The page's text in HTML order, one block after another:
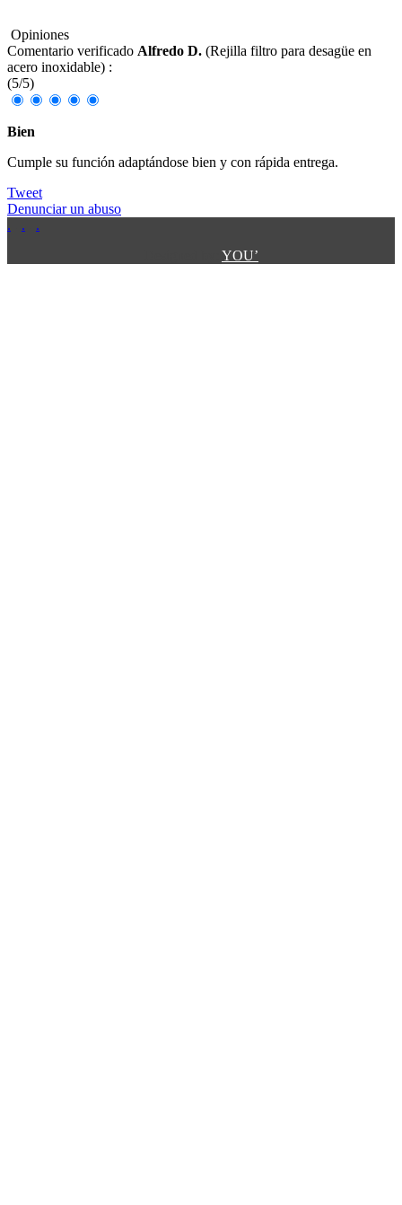
Opiniones
Comentario verificado Alfredo D. (Rejilla filtro para desagüe en
acero inoxidable) :
(5/5)
Bien
Cumple su función adaptándose bien y con rápida entrega.
Tweet
Denunciar un abuso
.
.
.
YOU’